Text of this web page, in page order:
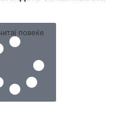
повеќе